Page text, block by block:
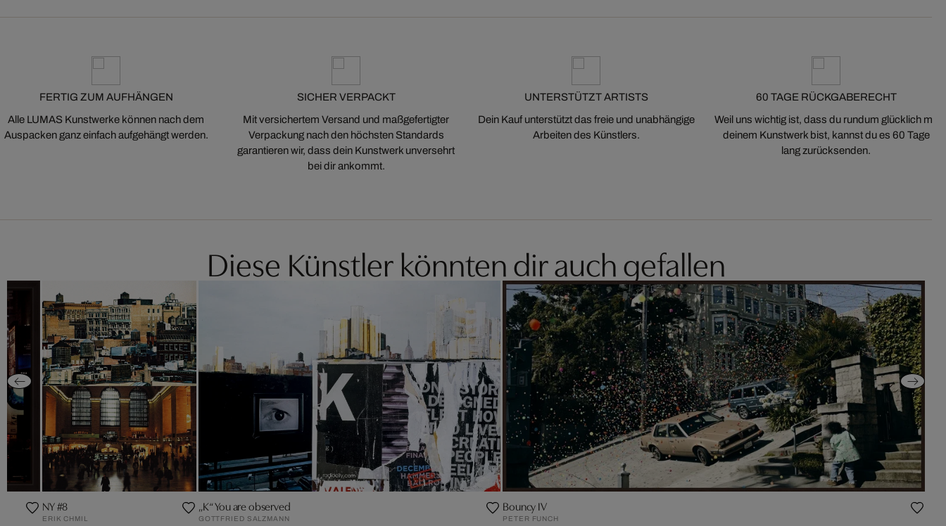
FERTIG ZUM AUFHÄNGEN
Alle LUMAS Kunstwerke können nach dem
Auspacken ganz einfach aufgehängt werden.
SICHER VERPACKT
Mit versichertem Versand und maßgefertigter
Verpackung nach den höchsten Standards
garantieren wir, dass dein Kunstwerk unversehrt
bei dir ankommt.
UNTERSTÜTZT ARTISTS
Dein Kauf unterstützt das freie und unabhängige
Arbeiten des Künstlers.
60 TAGE RÜCKGABERECHT
Weil uns wichtig ist, dass du rundum glücklich mit
deinem Kunstwerk bist, kannst du es 60 Tage
lang zurücksenden.
Diese Künstler könnten dir auch gefallen
NY #8
ERIK CHMIL
„K“ You are observed
GOTTFRIED SALZMANN
Bouncy IV
PETER FUNCH